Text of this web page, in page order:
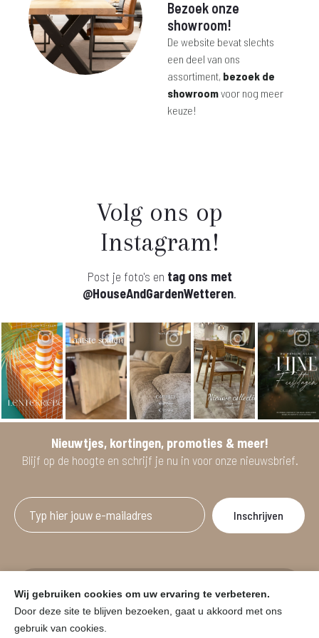
Bezoek onze
showroom!
De website bevat slechts
een deel van ons
assortiment, bezoek de
showroomvoor nog meer
keuze!
Volg ons op
Instagram!
Post je foto's en tag ons met
@HouseAndGardenWetteren.
Nieuwtjes, kortingen, promoties & meer!
Blijf op de hoogte en schrijf je nu in voor onze nieuwsbrief.
vanaf minimum 2 willekeurige artikelen.
Wij gebruiken cookies om uw ervaring te verbeteren.
Door deze site te blijven bezoeken, gaat u akkoord met ons
gebruik van cookies.